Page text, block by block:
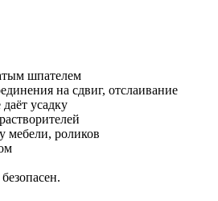
шпателем
на сдвиг, отслаивание
усадку
мебели, роликов